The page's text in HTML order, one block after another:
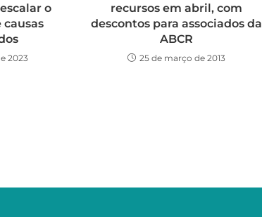
o
2023
recursos em abril, com
descontos para associados da
ABCR
25 de março de 2013